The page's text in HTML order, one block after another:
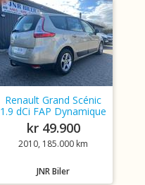
Renault Grand Scénic
1.9 dCi FAP Dynamique
kr 49.900
2010, 185.000 km
JNR Biler